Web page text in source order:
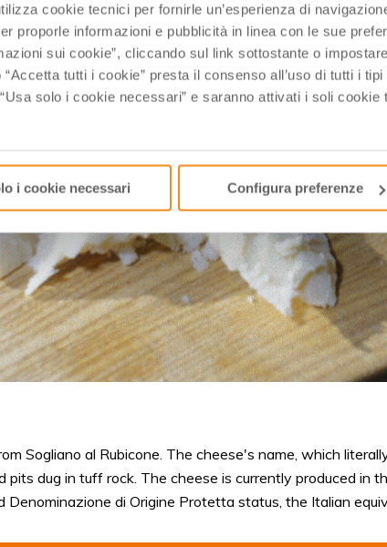
cookie tecnici per fornirle un’esperienza di
proporle informazioni e pubblicità in linea con le sue
sui cookie”, cliccando sul link sottostante o
“Accetta tutti i cookie” presta il consenso all’uso di tutti i
solo i cookie necessari” e saranno attivati i soli
i cookie necessari Configura preferenze
Sogliano al Rubicone. The cheese's name, which
pits dug in tuff rock. The cheese is currently produced
di Origine Protetta status, the Italian